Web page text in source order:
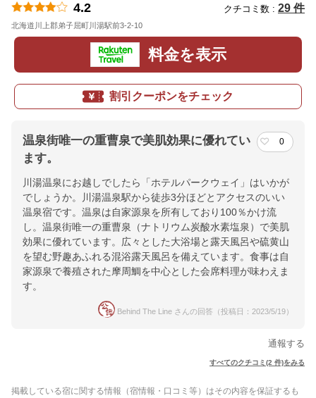
4.2 クチコミ数 : 29 件
北海道川上郡弟子屈町川湯駅前3-2-10
料金を表示
割引クーポンをチェック
温泉街唯一の重曹泉で美肌効果に優れてい
ます。
0
川湯温泉にお越しでしたら「ホテルパークウェイ」はいかが
でしょうか。川湯温泉駅から徒歩3分ほどとアクセスのいい
温泉宿です。温泉は自家源泉を所有しており100％かけ流
し。温泉街唯一の重曹泉（ナトリウム炭酸水素塩泉）で美肌
効果に優れています。広々とした大浴場と露天風呂や硫黄山
を望む野趣あふれる混浴露天風呂を備えています。食事は自
家源泉で養殖された摩周鯛を中心とした会席料理が味わえま
す。
Behind The Line さんの回答（投稿日：2023/5/19）
通報する
すべてのクチコミ(2 件)をみる
掲載している宿に関する情報（宿情報・口コミ等）はその内容を保証するも